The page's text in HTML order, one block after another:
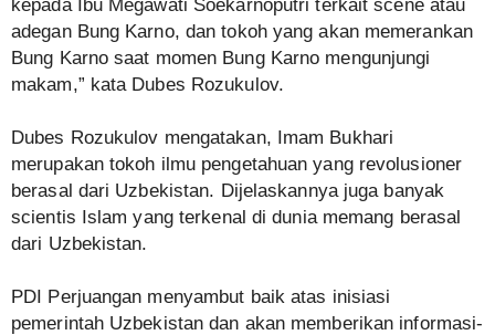
kepada Ibu Megawati Soekarnoputri terkait scene atau
adegan Bung Karno, dan tokoh yang akan memerankan
Bung Karno saat momen Bung Karno mengunjungi
makam,” kata Dubes Rozukulov.
Dubes Rozukulov mengatakan, Imam Bukhari
merupakan tokoh ilmu pengetahuan yang revolusioner
berasal dari Uzbekistan. Dijelaskannya juga banyak
scientis Islam yang terkenal di dunia memang berasal
dari Uzbekistan.
PDI Perjuangan menyambut baik atas inisiasi
pemerintah Uzbekistan dan akan memberikan informasi-